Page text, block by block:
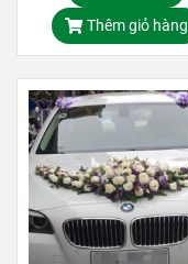
Thêm giỏ hàng